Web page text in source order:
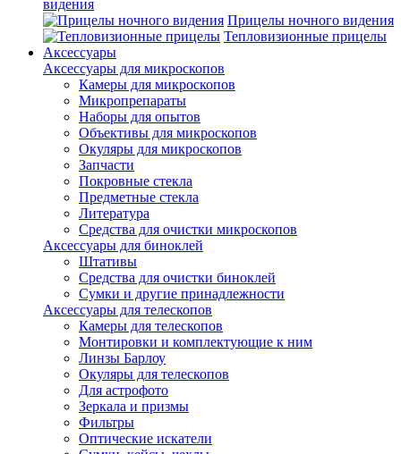
видения
Прицелы ночного видения
Тепловизионные прицелы
Аксессуары
Аксессуары для микроскопов
Камеры для микроскопов
Микропрепараты
Наборы для опытов
Объективы для микроскопов
Окуляры для микроскопов
Запчасти
Покровные стекла
Предметные стекла
Литература
Средства для очистки микроскопов
Аксессуары для биноклей
Штативы
Средства для очистки биноклей
Сумки и другие принадлежности
Аксессуары для телескопов
Камеры для телескопов
Монтировки и комплектующие к ним
Линзы Барлоу
Окуляры для телескопов
Для астрофото
Зеркала и призмы
Фильтры
Оптические искатели